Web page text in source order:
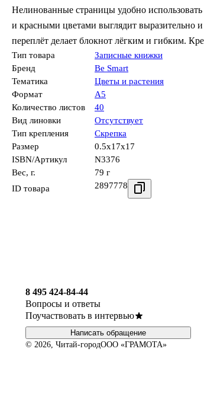
Нелинованные страницы удобно
и красными цветами выглядит выразительно
переплёт делает блокнот лёгким и гибким.
Тип товара
Записные книжки
Бренд
Be Smart
Тематика
Цветы и растения
Формат
А5
Количество листов
40
Вид линовки
Отсутствует
Тип крепления
Скрепка
Размер
0.5x17x17
ISBN/Артикул
N3376
Вес, г.
79 г
ID товара
2897778
8 495 424-84-44
Вопросы и ответы
Поучаствовать в интервью
Написать обращение
© 2026, Читай-городООО «ГРАМОТА»